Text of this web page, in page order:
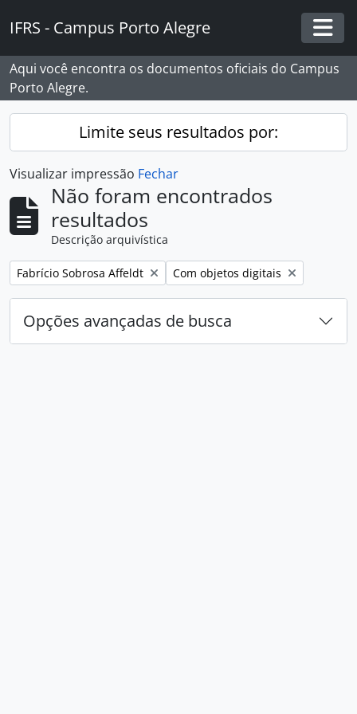
IFRS - Campus Porto Alegre
Aqui você encontra os documentos oficiais do Campus
Porto Alegre.
Limite seus resultados por:
Visualizar impressão Fechar
Não foram encontrados
resultados
Descrição arquivística
Remover filtro:
Fabrício Sobrosa Affeldt Remover filtro:
Com objetos digitais
Opções avançadas de busca